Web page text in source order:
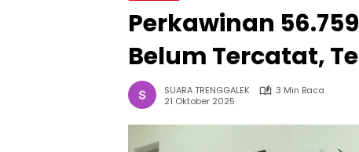
Perkawinan
Belum Tercatat,
SUARA TRENGGALEK
3 Min Baca
21 Oktober 2025